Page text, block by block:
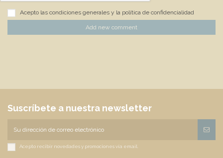
Acepto las condiciones generales y la política de confidencialidad
Add new comment
Suscríbete a nuestra newsletter
Acepto recibir novedades y promociones vía email.